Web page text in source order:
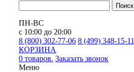
Поиск
ПН-ВС
с 10:00 до 20:00
8 (800) 302-77-06 8 (499) 348-15-11
КОРЗИНА
0 товаров. Заказать звонок
Меню